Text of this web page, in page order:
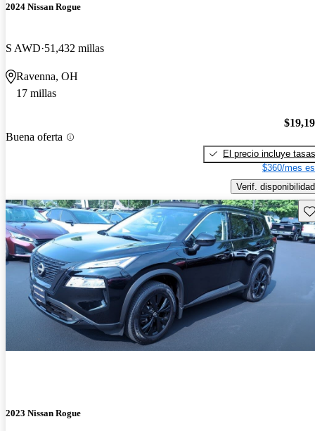
2024 Nissan Rogue
S AWD 51,432 millas
Ravenna, OH
17 millas
Buena oferta
El precio incluye tasas
$360/mes
Verif. disponibilidad
2023 Nissan Rogue